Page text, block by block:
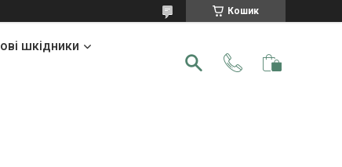
Кошик
шкідники